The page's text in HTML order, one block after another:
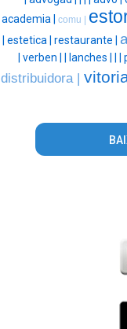
academia | comu |
| estetica | restaurante |
| verben | | lanches | | |
distribuidora |